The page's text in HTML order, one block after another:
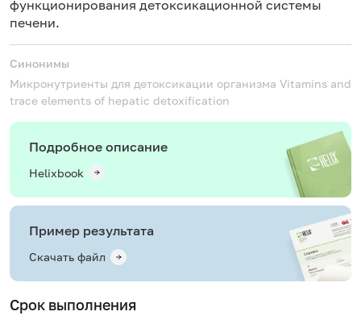
функционирования детоксикационной системы
печени.
Синонимы
Микронутриенты для детоксикации организма Vitamins and
trace elements of hepatic detoxification
Подробное описание
Helixbook
Пример результата
Скачать файл
Срок выполнения